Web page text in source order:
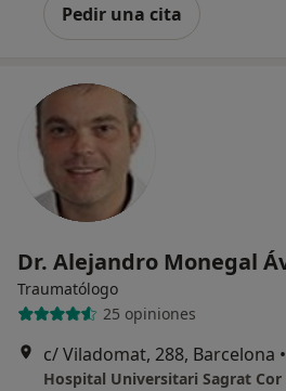
Pedir una cita
Dr. Alejandro Monegal
Traumatólogo
25 opiniones
c/ Viladomat, 288, Barcelona •
Hospital Universitari Sagrat